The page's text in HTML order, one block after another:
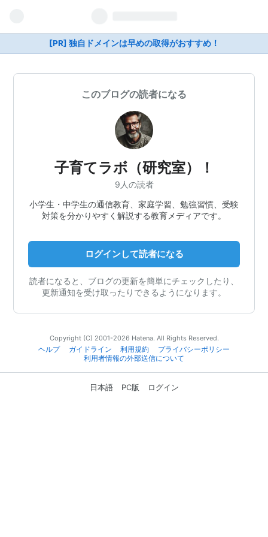
[PR] 独自ドメインは早めの取得がおすすめ！
このブログの読者になる
子育てラボ（研究室）！
9人の読者
小学生・中学生の通信教育、家庭学習、勉強習慣、受験
対策を分かりやすく解説する教育メディアです。
ログインして読者になる
読者になると、ブログの更新を簡単にチェックしたり、
更新通知を受け取ったりできるようになります。
Copyright (C) 2001-2026 Hatena. All Rights Reserved.
ヘルプ
ガイドライン 利用規約
プライバシーポリシー
利用者情報の外部送信について
日本語 PC版 ログイン